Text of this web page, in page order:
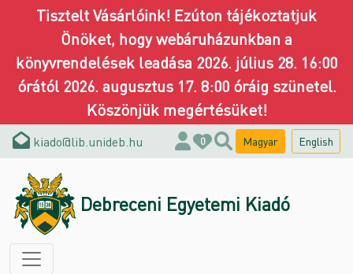
Tisztelt Vásárlóink! Ezúton tájékoztatjuk
Önöket, hogy webáruházunkban a
könyvrendelések leadása 2026. július 28. 16:00
órától 2026. augusztus 17. 8:00 óráig szünetel.
Köszönjük megértésüket!
kiado@lib.unideb.hu 0 Magyar English
Debreceni Egyetemi Kiadó